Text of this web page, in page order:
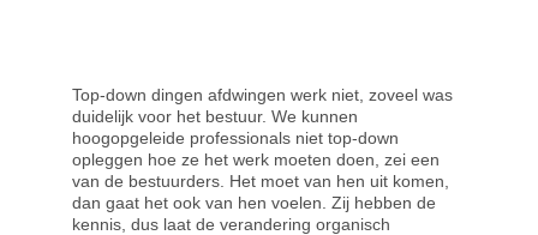
Top-down dingen afdwingen werk niet, zoveel was
duidelijk voor het bestuur. We kunnen
hoogopgeleide professionals niet top-down
opleggen hoe ze het werk moeten doen, zei een
van de bestuurders. Het moet van hen uit komen,
dan gaat het ook van hen voelen. Zij hebben de
kennis, dus laat de verandering organisch